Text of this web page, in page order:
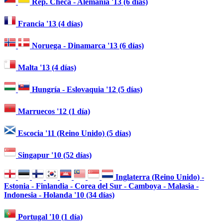
Rep. Checa - Alemania '13 (6 días)
Francia '13 (4 días)
Noruega - Dinamarca '13 (6 días)
Malta '13 (4 días)
Hungría - Eslovaquia '12 (5 días)
Marruecos '12 (1 día)
Escocia '11 (Reino Unido) (5 días)
Singapur '10 (52 días)
Inglaterra (Reino Unido) -
Estonia - Finlandia - Corea del Sur - Camboya - Malasia -
Indonesia - Holanda '10 (34 días)
Portugal '10 (1 día)